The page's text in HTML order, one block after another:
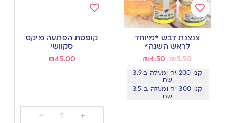
Add
wishlist
צנצנת דבש *מיוחד
לראש השנה*
₪5.50
₪4.50
קנו 200 יח ומעלה ב 3.9
שח
קנו 300 יח ומעלה ב 3.5
שח
to
wishlist
קופסת הפתעה מיקס
סקוושי
₪45.00
+
-